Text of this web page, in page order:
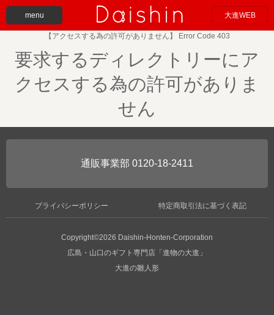
menu 大進WEB
【アクセスする為の許可がありません】 Error Code 403
要求するディレクトリーにア
クセスする為の許可がありま
せん
0120-18-2411
プライバシーポリシー 特定商取引法に基づく表記
Copyright©2026 Daishin-Honten-Corporation
広島・山口のギフト専門店「進物の大進」
大進の雛人形